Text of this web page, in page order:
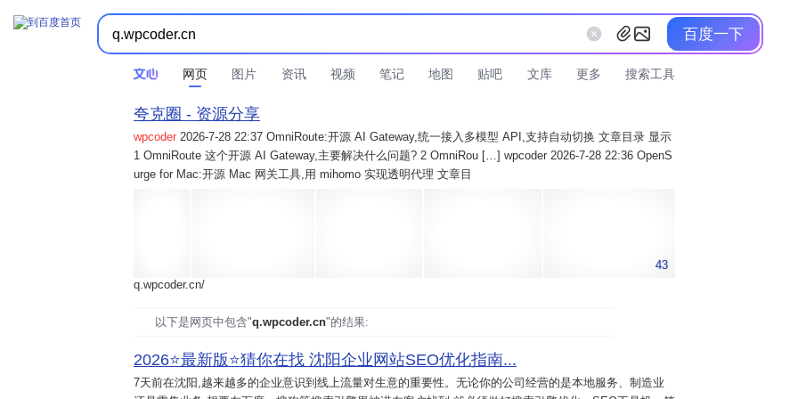
百度一下
网页 图片 资讯 视频 笔记 地图 贴吧 文库 更多 搜索工具
夸克圈 - 资源分享
wpcoder 2026-7-28 22:37 OmniRoute:开源 AI Gateway,统一接入多模型 API,支持自动切换 文章目录 显示
1 OmniRoute 这个开源 AI Gateway,主要解决什么问题? 2 OmniRou […] wpcoder 2026-7-28 22:36 OpenS
urge for Mac:开源 Mac 网关工具,用 mihomo 实现透明代理 文章目
43
q.wpcoder.cn/
以下是网页中包含"q.wpcoder.cn"的结果:
2026⭐️最新版⭐️猜你在找 沈阳企业网站SEO优化指南...
7天前在沈阳,越来越多的企业意识到线上流量对生意的重要性。无论你的公司经营的是本地服务、制造业